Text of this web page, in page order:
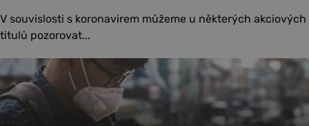
V souvislosti s koronavirem můžeme u některých akciových
titulů pozorovat...